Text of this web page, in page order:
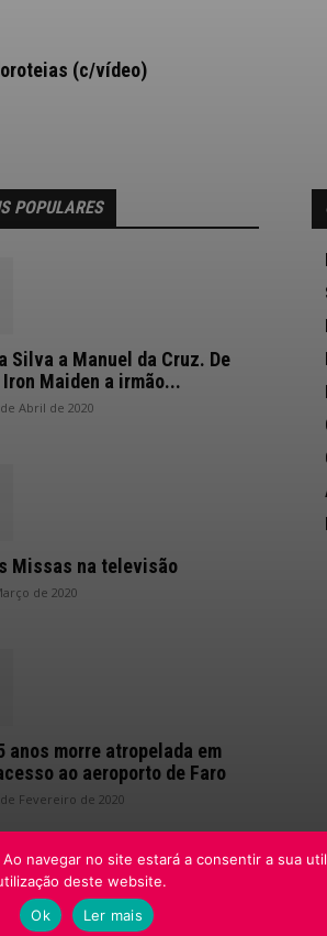
(c/vídeo)
POPULARES
Silva a Manuel da Cruz. De
Maiden a irmão...
Abril de 2020
Missas na televisão
de 2020
anos morre atropelada em
ao aeroporto de Faro
Fevereiro de 2020
navegar no site estará a consentir a sua
deste website.
Ok
Ler mais